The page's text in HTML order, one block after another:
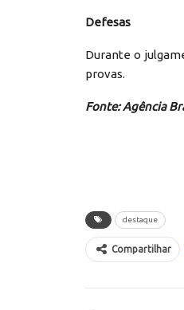
Defesas
Durante o
provas.
Fonte: Agência
destaque
Compartilhar